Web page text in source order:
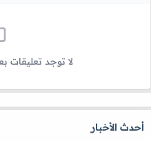
لا توجد تعليقات
أحدث الأخبار